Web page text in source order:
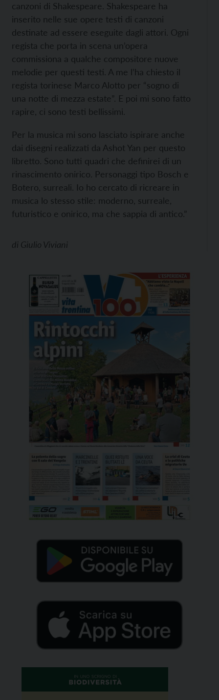
canzoni di Shakespeare. Shakespeare ha
inserito nelle sue opere testi di canzoni
destinate ad essere eseguite dagli attori. Ogni
regista che porta in scena un’opera
commissiona a qualche compositore nuove
melodie per questi testi. A me l’ha chiesto il
regista torinese Marco Alotto per “sogno di
una notte di mezza estate”. E poi mi sono fatto
rapire, ci sono testi bellissimi.
Per la musica mi sono lasciato ispirare anche
dai disegni realizzati da Ashot Yan per questo
libretto. Sono tutti quadri che definirei di un
rinascimento onirico. Personaggi tipo Bosch e
Botero, surreali. Io ho cercato di ricreare in
musica lo stesso stile: moderno, surreale,
futuristico e onirico, ma che sappia di antico.”
di Giulio Viviani